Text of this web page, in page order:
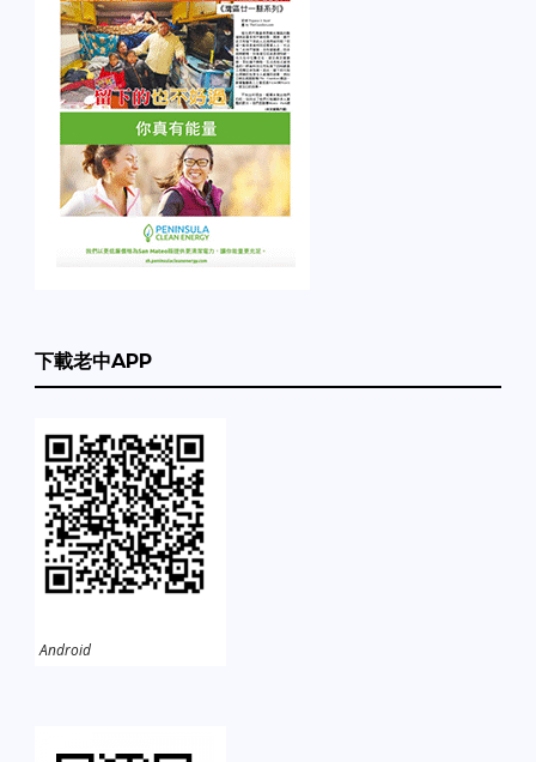
下載老中APP
Android